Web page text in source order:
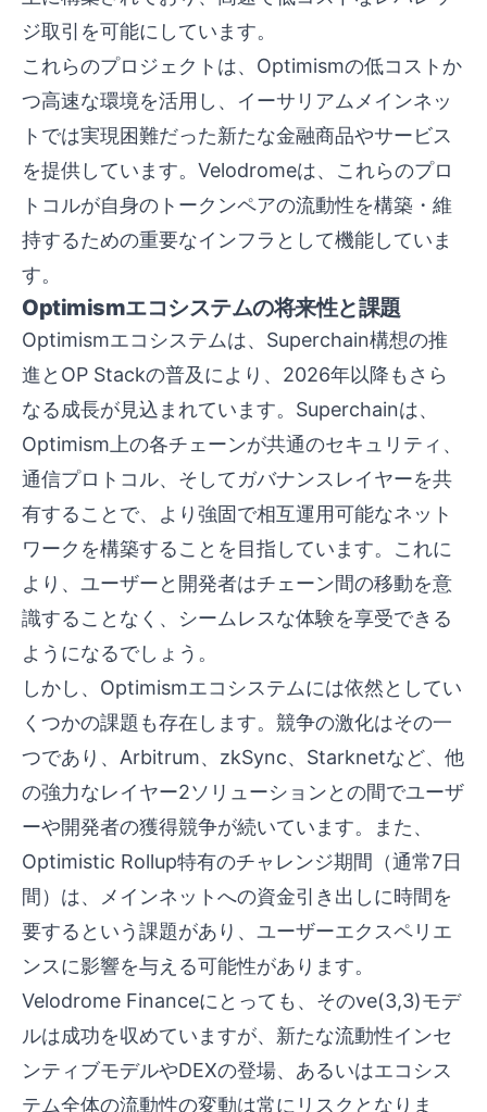
ジ取引を可能にしています。
これらのプロジェクトは、Optimismの低コストか
つ高速な環境を活用し、イーサリアムメインネッ
トでは実現困難だった新たな金融商品やサービス
を提供しています。Velodromeは、これらのプロ
トコルが自身のトークンペアの流動性を構築・維
持するための重要なインフラとして機能していま
す。
Optimismエコシステムの将来性と課題
Optimismエコシステムは、Superchain構想の推
進とOP Stackの普及により、2026年以降もさら
なる成長が見込まれています。Superchainは、
Optimism上の各チェーンが共通のセキュリティ、
通信プロトコル、そしてガバナンスレイヤーを共
有することで、より強固で相互運用可能なネット
ワークを構築することを目指しています。これに
より、ユーザーと開発者はチェーン間の移動を意
識することなく、シームレスな体験を享受できる
ようになるでしょう。
しかし、Optimismエコシステムには依然としてい
くつかの課題も存在します。競争の激化はその一
つであり、Arbitrum、zkSync、Starknetなど、他
の強力なレイヤー2ソリューションとの間でユーザ
ーや開発者の獲得競争が続いています。また、
Optimistic Rollup特有のチャレンジ期間（通常7日
間）は、メインネットへの資金引き出しに時間を
要するという課題があり、ユーザーエクスペリエ
ンスに影響を与える可能性があります。
Velodrome Financeにとっても、そのve(3,3)モデ
ルは成功を収めていますが、新たな流動性インセ
ンティブモデルやDEXの登場、あるいはエコシス
テム全体の流動性の変動は常にリスクとなりま